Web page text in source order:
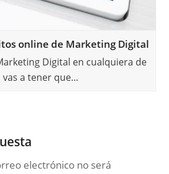
online de Marketing Digital
Digital en cualquiera de
a tener que…
electrónico no será